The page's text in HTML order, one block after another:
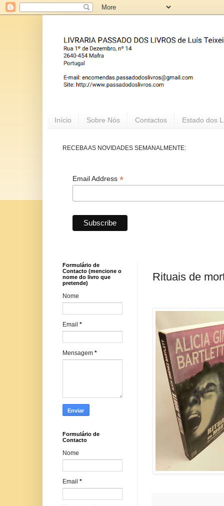
Início Sobre Nós Contactos Estado dos
RECEBA AS NOVIDADES SEMANALMENTE:
Email Address *
Rituais de
Formulário de
Contacto (mencione o
nome do livro que
pretende)
Nome
Email *
Mensagem *
Formulário de
Contacto
Nome
Email *